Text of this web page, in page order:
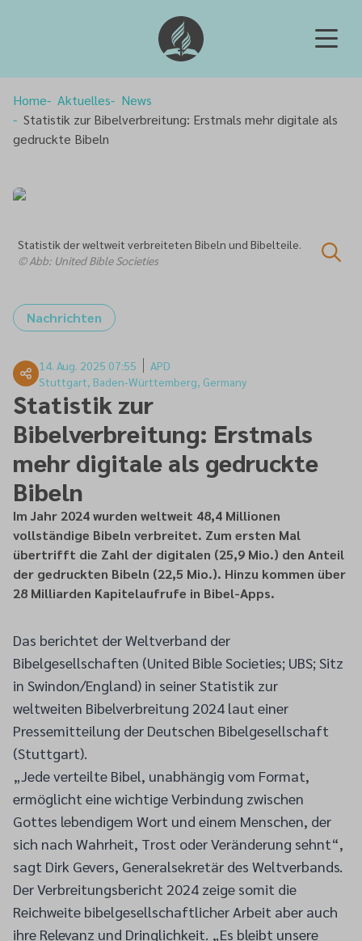
Home Aktuelles
News
Statistik zur Bibelverbreitung: Erstmals mehr digitale als
gedruckte Bibeln
Statistik der weltweit verbreiteten Bibeln und Bibelteile.
© Abb: United Bible Societies
Nachrichten
14. Aug. 2025 07:55
APD
Stuttgart, Baden-Württemberg, Germany
Statistik zur
Bibelverbreitung: Erstmals
mehr digitale als gedruckte
Bibeln
Im Jahr 2024 wurden weltweit 48,4 Millionen
vollständige Bibeln verbreitet. Zum ersten Mal
übertrifft die Zahl der digitalen (25,9 Mio.) den Anteil
der gedruckten Bibeln (22,5 Mio.). Hinzu kommen über
28 Milliarden Kapitelaufrufe in Bibel-Apps.
Das berichtet der Weltverband der
Bibelgesellschaften (United Bible Societies; UBS; Sitz
in Swindon/England) in seiner Statistik zur
weltweiten Bibelverbreitung 2024 laut einer
Pressemitteilung der Deutschen Bibelgesellschaft
(Stuttgart).
„Jede verteilte Bibel, unabhängig vom Format,
ermöglicht eine wichtige Verbindung zwischen
Gottes lebendigem Wort und einem Menschen, der
sich nach Wahrheit, Trost oder Veränderung sehnt“,
sagt Dirk Gevers, Generalsekretär des Weltverbands.
Der Verbreitungsbericht 2024 zeige somit die
Reichweite bibelgesellschaftlicher Arbeit aber auch
ihre Relevanz und Dringlichkeit. „Es bleibt unsere